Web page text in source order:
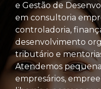
e Gestão de
em consultoria
controladoria,
desenvolvimento
tributário e
Atendemos
empresários,